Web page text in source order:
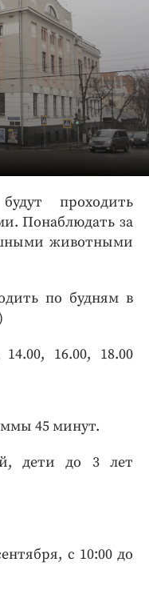
проходить
Понаблюдать за
животными
по будням в
16.00, 18.00
45 минут.
дети до 3 лет
с 10:00 до